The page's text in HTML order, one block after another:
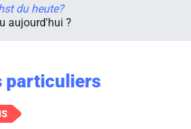
du heute?
aujourd'hui ?
particuliers